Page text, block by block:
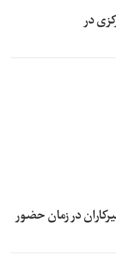
در
در زمان حضور